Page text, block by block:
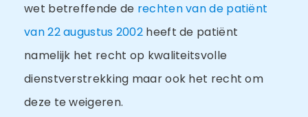
wet betreffende de rechten van de patiënt
van 22 augustus 2002 heeft de patiënt
namelijk het recht op kwaliteitsvolle
dienstverstrekking maar ook het recht om
deze te weigeren.